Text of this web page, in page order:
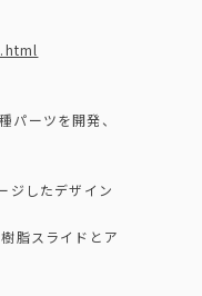
パーツを開発、
ジしたデザイン
脂スライドとア